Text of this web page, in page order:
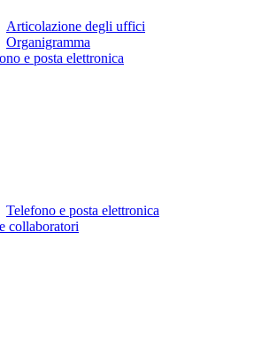
Articolazione degli uffici
Organigramma
e posta elettronica
Telefono e posta elettronica
collaboratori